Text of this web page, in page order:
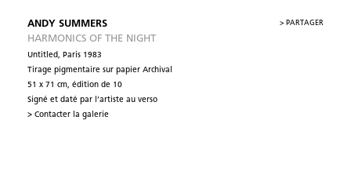
ANDY SUMMERS
HARMONICS OF THE NIGHT
Untitled, Paris 1983
Tirage pigmentaire sur papier Archival
51 x 71 cm, édition de 10
Signé et daté par l’artiste au verso
> Contacter la galerie
> PARTAGER